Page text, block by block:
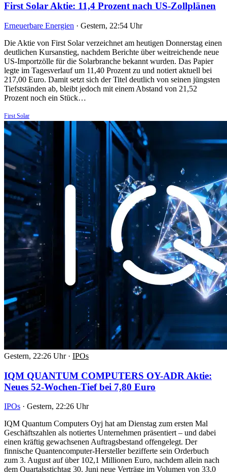
First Solar Aktie: 11,4 Prozent nach US-Zollplänen
Erneuerbare Energien · Gestern, 22:54 Uhr
Die Aktie von First Solar verzeichnet am heutigen Donnerstag einen
deutlichen Kursanstieg, nachdem Berichte über weitreichende neue
US-Importzölle für die Solarbranche bekannt wurden. Das Papier
legte im Tagesverlauf um 11,40 Prozent zu und notiert aktuell bei
217,00 Euro. Damit setzt sich der Titel deutlich von seinen jüngsten
Tiefstständen ab, bleibt jedoch mit einem Abstand von 21,52
Prozent noch ein Stück…
First Solar
Gestern, 22:26 Uhr · IPOs
IQM QUANTUM COMPUTERS OY-ADR Aktie:
Neues 52-Wochen-Tief bei 7,80 Euro
IPOs · Gestern, 22:26 Uhr
IQM Quantum Computers Oyj hat am Dienstag zum ersten Mal
Geschäftszahlen als notiertes Unternehmen präsentiert – und dabei
einen kräftig gewachsenen Auftragsbestand offengelegt. Der
finnische Quantencomputer-Hersteller bezifferte sein Orderbuch
zum 3. August auf über 102,1 Millionen Euro, nachdem allein nach
dem Quartalsstichtag 30. Juni neue Verträge im Volumen von 33,0